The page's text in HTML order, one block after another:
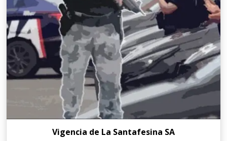
Vigencia de La Santafesina SA